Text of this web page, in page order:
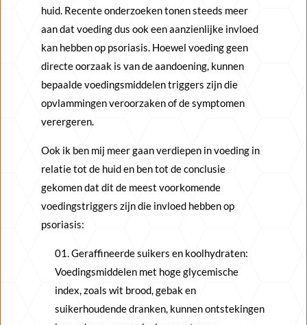
huid. Recente onderzoeken tonen steeds meer
aan dat voeding dus ook een aanzienlijke invloed
kan hebben op psoriasis. Hoewel voeding geen
directe oorzaak is van de aandoening, kunnen
bepaalde voedingsmiddelen triggers zijn die
opvlammingen veroorzaken of de symptomen
verergeren.
Ook ik ben mij meer gaan verdiepen in voeding in
relatie tot de huid en ben tot de conclusie
gekomen dat dit de meest voorkomende
voedingstriggers zijn die invloed hebben op
psoriasis:
Geraffineerde suikers en koolhydraten:
Voedingsmiddelen met hoge glycemische
index, zoals wit brood, gebak en
suikerhoudende dranken, kunnen ontstekingen